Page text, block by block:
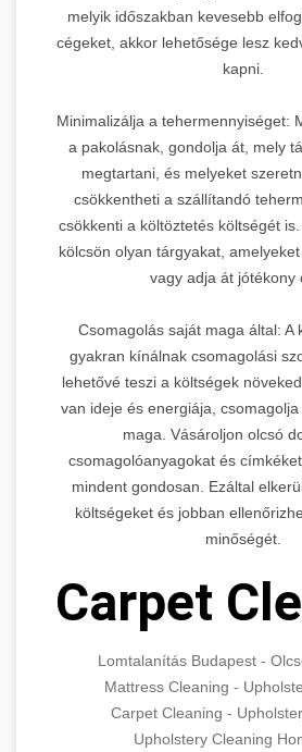
melyik időszakban kevesebb
cégeket, akkor lehetősége lesz
kapni.
Minimalizálja a tehermennyiséget:
a pakolásnak, gondolja át, mely
megtartani, és melyeket
csökkentheti a szállítandó
csökkenti a költöztetés költségét
kölcsön olyan tárgyakat,
vagy adja át jótékony
Csomagolás saját maga által: A
gyakran kínálnak csomagolási
lehetővé teszi a költségek
van ideje és energiája,
maga. Vásároljon olcsó
csomagolóanyagokat és
mindent gondosan. Ezáltal
költségeket és jobban
minőségét.
Carpet
Lomtalanítás Budapest -
Mattress Cleaning -
Carpet Cleaning -
Upholstery Cleaning